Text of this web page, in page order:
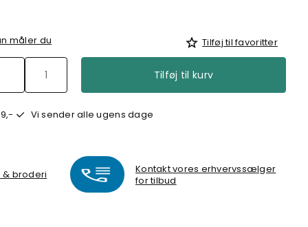
måler du Tilføj til favoritter
Tilføj til kurv
Vi sender alle ugens dage
& broderi
Kontakt vores erhvervssælger
for tilbud